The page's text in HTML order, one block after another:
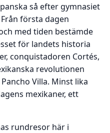
så efter gymnasiet
första dagen
med tiden bestämde
för landets historia
conquistadoren Cortés,
revolutionen
Villa. Minst lika
mexikaner, ett
rundresor här i